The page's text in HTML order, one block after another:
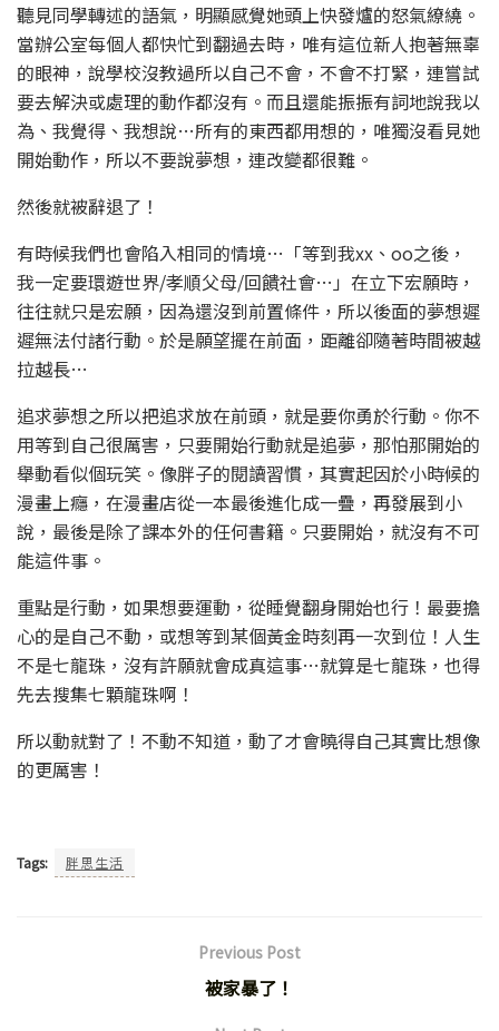
聽見同學轉述的語氣，明顯感覺她頭上快發爐的怒氣繚繞。
當辦公室每個人都快忙到翻過去時，唯有這位新人抱著無辜
的眼神，說學校沒教過所以自己不會，不會不打緊，連嘗試
要去解決或處理的動作都沒有。而且還能振振有詞地說我以
為、我覺得、我想說…所有的東西都用想的，唯獨沒看見她
開始動作，所以不要說夢想，連改變都很難。
然後就被辭退了！
有時候我們也會陷入相同的情境…「等到我xx、oo之後，
我一定要環遊世界/孝順父母/回饋社會…」在立下宏願時，
往往就只是宏願，因為還沒到前置條件，所以後面的夢想遲
遲無法付諸行動。於是願望擺在前面，距離卻隨著時間被越
拉越長…
追求夢想之所以把追求放在前頭，就是要你勇於行動。你不
用等到自己很厲害，只要開始行動就是追夢，那怕那開始的
舉動看似個玩笑。像胖子的閱讀習慣，其實起因於小時候的
漫畫上癮，在漫畫店從一本最後進化成一疊，再發展到小
說，最後是除了課本外的任何書籍。只要開始，就沒有不可
能這件事。
重點是行動，如果想要運動，從睡覺翻身開始也行！最要擔
心的是自己不動，或想等到某個黃金時刻再一次到位！人生
不是七龍珠，沒有許願就會成真這事…就算是七龍珠，也得
先去搜集七顆龍珠啊！
所以動就對了！不動不知道，動了才會曉得自己其實比想像
的更厲害！
Tags: 胖思生活
Previous Post
被家暴了！